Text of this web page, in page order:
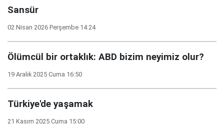
Sansür
02 Nisan 2026 Perşembe 14:24
Ölümcül bir ortaklık: ABD bizim neyimiz olur?
19 Aralık 2025 Cuma 16:50
Türkiye'de yaşamak
21 Kasım 2025 Cuma 15:00